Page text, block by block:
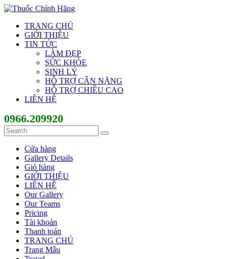
TRANG CHỦ
GIỚI THIỆU
TIN TỨC
LÀM ĐẸP
SỨC KHỎE
SINH LÝ
HỖ TRỢ CÂN NẶNG
HỖ TRỢ CHIỀU CAO
LIÊN HỆ
0966.209920
Cửa hàng
Gallery Details
Giỏ hàng
GIỚI THIỆU
LIÊN HỆ
Our Gallery
Our Teams
Pricing
Tài khoản
Thanh toán
TRANG CHỦ
Trang Mẫu